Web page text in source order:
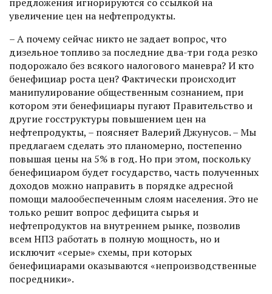
увеличение цен на нефтепродукты.
– А почему сейчас никто не задает вопрос, что
дизельное топливо за последние два-три года резко
подорожало без всякого налогового маневра? И кто
бенефициар роста цен? Фактически происходит
манипулирование общественным сознанием, при
котором эти бенефициары пугают Правительство и
другие госструктуры повышением цен на
нефтепродукты, – поясняет Валерий Джунусов. – Мы
предлагаем сделать это планомерно, постепенно
повышая цены на 5% в год. Но при этом, поскольку
бенефициаром будет государство, часть полученных
доходов можно направить в порядке адрес­ной
помощи малообеспеченным слоям населения. Это не
только решит вопрос дефицита сырья и
нефтепродуктов на внутреннем рынке, позволив
всем НПЗ работать в полную мощность, но и
исключит «серые» схемы, при которых
бенефициарами оказываются «непроизводственные
посредники».